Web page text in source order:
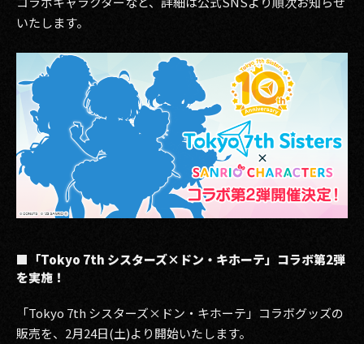
いたします。
■「Tokyo 7th シスターズ×ドン・キホーテ」コラボ第2弾
を実施！
「Tokyo 7th シスターズ×ドン・キホーテ」コラボグッズの
販売を、2月24日(土)より開始いたします。